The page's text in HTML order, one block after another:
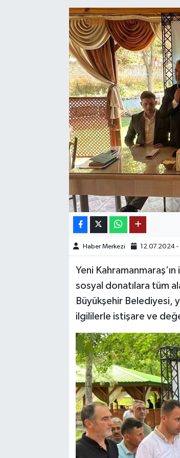
Haber Merkezi 12.07.2024 -
Yeni
sosyal donatılara tüm
Büyükşehir Belediyesi,
ilgililerle istişare ve
KÜLTÜR SANAT